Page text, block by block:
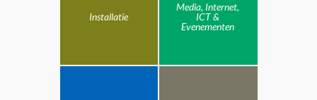
Installatie
Media, Internet,
ICT &
Evenementen